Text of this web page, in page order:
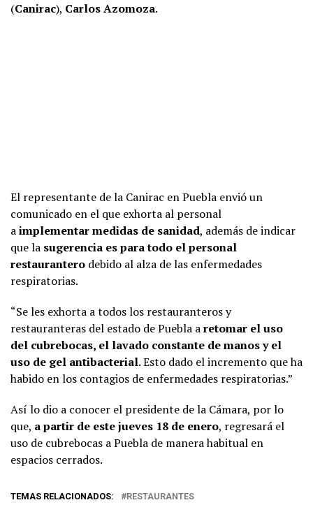
(Canirac), Carlos Azomoza.
El representante de la Canirac en Puebla envió un
comunicado en el que exhorta al personal
aimplementar medidas de sanidad, además de indicar
que la sugerencia es para todo el personal
restaurantero debido al alza de las enfermedades
respiratorias.
“Se les exhorta a todos los restauranteros y
restauranteras del estado de Puebla aretomar el uso
del cubrebocas, el lavado constante de manos y el
uso de gel antibacterial. Esto dado el incremento que ha
habido en los contagios de enfermedades respiratorias.”
Así lo dio a conocer el presidente de la Cámara, por lo
que, a partir de este jueves 18 de enero, regresará el
uso de cubrebocas a Puebla de manera habitual en
espacios cerrados.
TEMAS RELACIONADOS: RESTAURANTES